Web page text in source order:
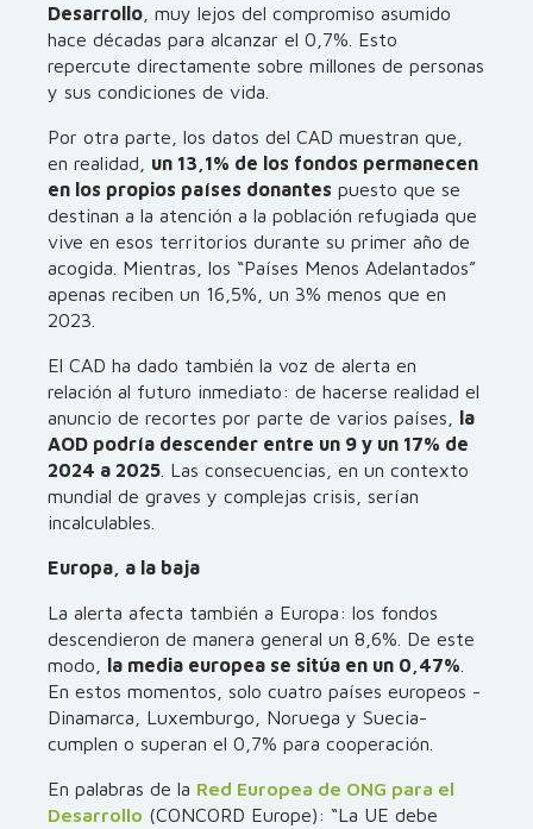
Desarrollo , muy lejos del compromiso asumido
hace décadas para alcanzar el 0,7%. Esto
repercute directamente sobre millones de personas
y sus condiciones de vida.
Por otra parte, los datos del CAD muestran que,
en realidad, un 13,1% de los fondos permanecen
en los propios países donantes puesto que se
destinan a la atención a la población refugiada que
vive en esos territorios durante su primer año de
acogida. Mientras, los “Países Menos Adelantados”
apenas reciben un 16,5%, un 3% menos que en
2023.
El CAD ha dado también la voz de alerta en
relación al futuro inmediato: de hacerse realidad el
anuncio de recortes por parte de varios países, la
AOD podría descender entre un 9 y un 17% de
2024 a 2025 . Las consecuencias, en un contexto
mundial de graves y complejas crisis, serían
incalculables.
Europa, a la baja
La alerta afecta también a Europa: los fondos
descendieron de manera general un 8,6%. De este
modo, la media europea se sitúa en un 0,47%
En estos momentos, solo cuatro países europeos -
Dinamarca, Luxemburgo, Noruega y Suecia-
cumplen o superan el 0,7% para cooperación.
En palabras de la Red Europea de ONG para el
Desarrollo (CONCORD Europe): “La UE debe